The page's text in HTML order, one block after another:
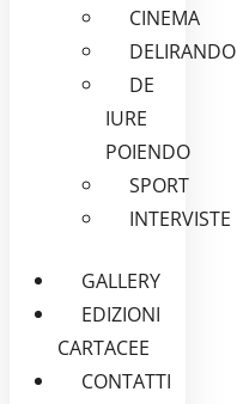
CINEMA
DELIRANDO
DE
IURE
POIENDO
SPORT
INTERVISTE
GALLERY
EDIZIONI
CARTACEE
CONTATTI